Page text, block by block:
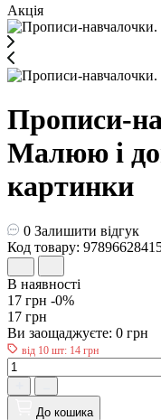
Акція
Прописи-
Малюю і
картинки
0 Залишити відгук
Код товару:
В наявності
17 грн -0%
17 грн
Ви заощаджуєте: 0 грн
від 10 шт: 14 грн
До кошика